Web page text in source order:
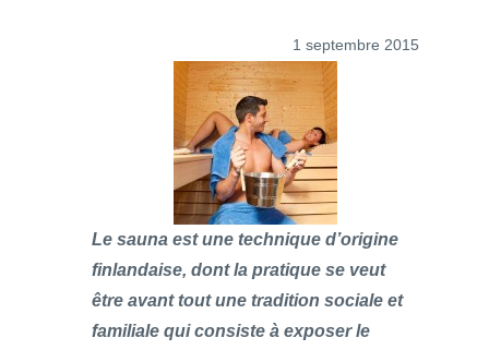
1 septembre 2015
Le sauna est une technique d’origine
finlandaise, dont la pratique se veut
être avant tout une tradition sociale et
familiale qui consiste à exposer le